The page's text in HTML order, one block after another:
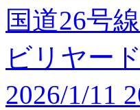
国道26号線
ビリヤー
2026/1/11